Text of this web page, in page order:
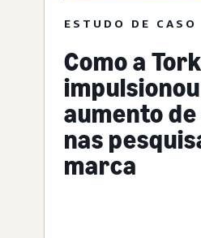
ESTUDO DE CASO
Como a Tork
aumento de
nas
marca